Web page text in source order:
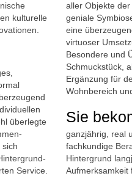
kulturelle
überlegte
sich
Service.
aller Objekte
geniale
eine
virtuoser
Besondere und
Schmuckstück,
Ergänzung für
Wohnbereich
Sie
ganzjährig, real
fachkundige
Hintergrund
Aufmerksamkeit